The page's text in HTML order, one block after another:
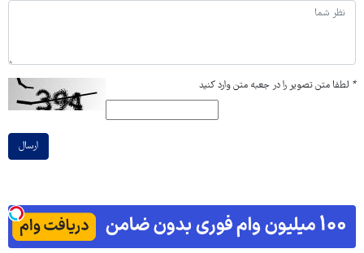
* لطفا متن تصویر را در جعبه متن وارد کنید
ارسال